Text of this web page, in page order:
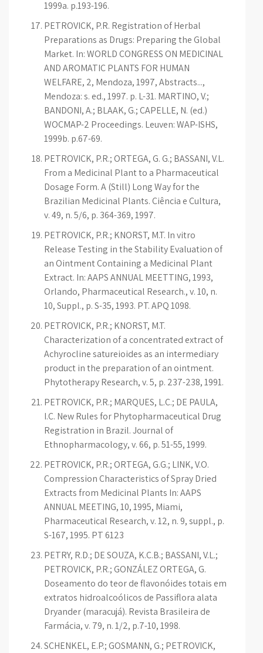
1999a. p.193-196.
PETROVICK, P.R. Registration of Herbal
Preparations as Drugs: Preparing the Global
Market. In: WORLD CONGRESS ON MEDICINAL
AND AROMATIC PLANTS FOR HUMAN
WELFARE, 2, Mendoza, 1997, Abstracts...,
Mendoza: s. ed., 1997. p. L-31. MARTINO, V.;
BANDONI, A.; BLAAK, G.; CAPELLE, N. (ed.)
WOCMAP-2 Proceedings. Leuven: WAP-ISHS,
1999b. p.67-69.
PETROVICK, P.R.; ORTEGA, G. G.; BASSANI, V.L.
From a Medicinal Plant to a Pharmaceutical
Dosage Form. A (Still) Long Way for the
Brazilian Medicinal Plants. Ciência e Cultura,
v. 49, n. 5/6, p. 364-369, 1997.
PETROVICK, P.R.; KNORST, M.T. In vitro
Release Testing in the Stability Evaluation of
an Ointment Containing a Medicinal Plant
Extract. In: AAPS ANNUAL MEETTING, 1993,
Orlando, Pharmaceutical Research., v. 10, n.
10, Suppl., p. S-35, 1993. PT. APQ 1098.
PETROVICK, P.R.; KNORST, M.T.
Characterization of a concentrated extract of
Achyrocline satureioides as an intermediary
product in the preparation of an ointment.
Phytotherapy Research, v. 5, p. 237-238, 1991.
PETROVICK, P.R.; MARQUES, L.C.; DE PAULA,
I.C. New Rules for Phytopharmaceutical Drug
Registration in Brazil. Journal of
Ethnopharmacology, v. 66, p. 51-55, 1999.
PETROVICK, P.R.; ORTEGA, G.G.; LINK, V.O.
Compression Characteristics of Spray Dried
Extracts from Medicinal Plants In: AAPS
ANNUAL MEETING, 10, 1995, Miami,
Pharmaceutical Research, v. 12, n. 9, suppl., p.
S-167, 1995. PT 6123
PETRY, R.D.; DE SOUZA, K.C.B.; BASSANI, V.L.;
PETROVICK, P.R.; GONZÁLEZ ORTEGA, G.
Doseamento do teor de flavonóides totais em
extratos hidroalcoólicos de Passiflora alata
Dryander (maracujá). Revista Brasileira de
Farmácia, v. 79, n. 1/2, p.7-10, 1998.
SCHENKEL, E.P.; GOSMANN, G.; PETROVICK,